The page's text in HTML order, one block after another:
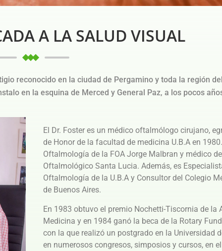
A LA SALUD VISUAL
reconocido en la ciudad de Pergamino y toda la región
en la esquina de Merced y General Paz, a los pocos
El Dr. Foster es un médico oftalmólogo cirujano,
de Honor de la facultad de medicina U.B.A en
Oftalmología de la FOA Jorge Malbran y médico
Oftalmológico Santa Lucia. Además, es
Oftalmología de la U.B.A y Consultor del Colegio
de Buenos Aires.
En 1983 obtuvo el premio Nochetti-Tiscornia de la
Medicina y en 1984 ganó la beca de la Rotary
con la que realizó un postgrado en la Universidad
en numerosos congresos, simposios y cursos, en